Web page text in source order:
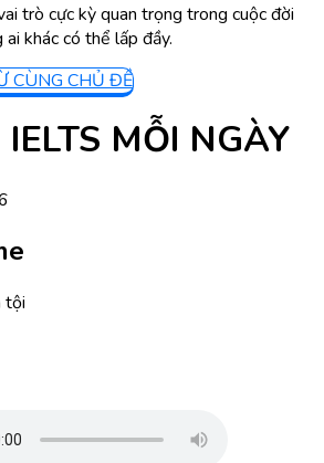
trò cực kỳ quan trọng trong cuộc đời
khác có thể lấp đầy.
CÙNG CHỦ ĐỀ
MỖI NGÀY
tội